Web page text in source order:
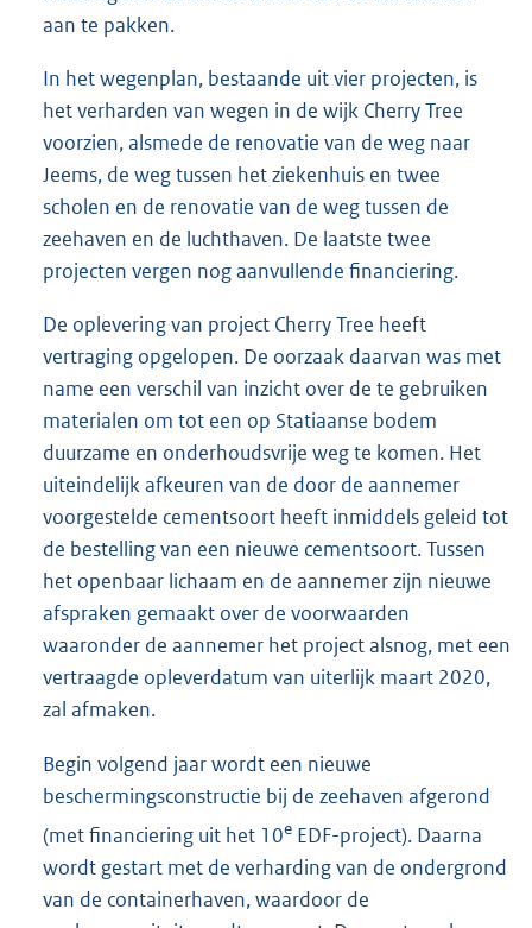
aan te pakken.
In het wegenplan, bestaande uit vier projecten, is
het verharden van wegen in de wijk Cherry Tree
voorzien, alsmede de renovatie van de weg naar
Jeems, de weg tussen het ziekenhuis en twee
scholen en de renovatie van de weg tussen de
zeehaven en de luchthaven. De laatste twee
projecten vergen nog aanvullende financiering.
De oplevering van project Cherry Tree heeft
vertraging opgelopen. De oorzaak daarvan was met
name een verschil van inzicht over de te gebruiken
materialen om tot een op Statiaanse bodem
duurzame en onderhoudsvrije weg te komen. Het
uiteindelijk afkeuren van de door de aannemer
voorgestelde cementsoort heeft inmiddels geleid tot
de bestelling van een nieuwe cementsoort. Tussen
het openbaar lichaam en de aannemer zijn nieuwe
afspraken gemaakt over de voorwaarden
waaronder de aannemer het project alsnog, met een
vertraagde opleverdatum van uiterlijk maart 2020,
zal afmaken.
Begin volgend jaar wordt een nieuwe
beschermingsconstructie bij de zeehaven afgerond
(met financiering uit het 10e EDF-project). Daarna
wordt gestart met de verharding van de ondergrond
van de containerhaven, waardoor de